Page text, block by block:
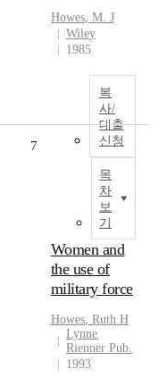
Howes, M. J
Wiley
1985
복
사/
대출
신청
목
차
보
기
7
Women and
the use of
military force
Howes, Ruth H
Lynne
Rienner Pub.
1993